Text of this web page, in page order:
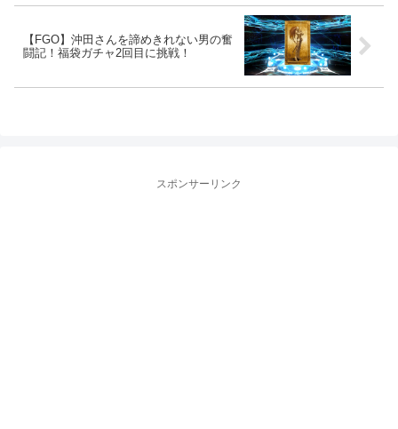
【FGO】沖田さんを諦めきれない男の奮
闘記！福袋ガチャ2回目に挑戦！
スポンサーリンク